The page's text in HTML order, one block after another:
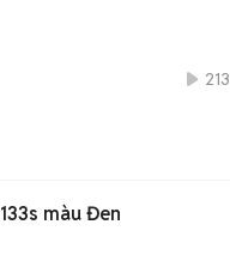
213
màu Đen